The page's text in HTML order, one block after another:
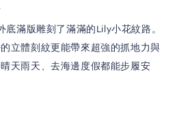
滿版雕刻了滿滿的Lily小花紋路。
立體刻紋更能帶來超強的抓地力與
天雨天、去海邊度假都能步履安